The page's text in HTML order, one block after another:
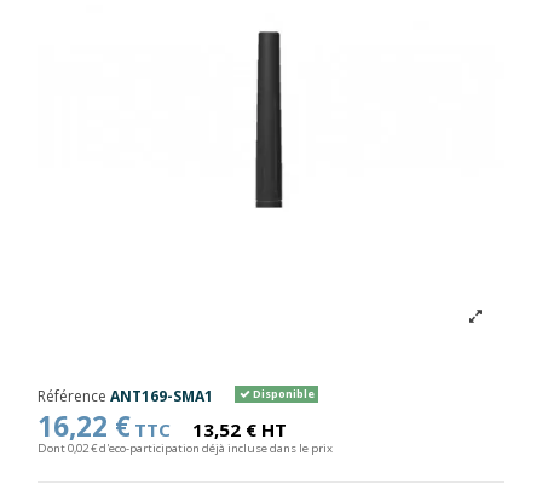
Référence ANT169-SMA1 Disponible
16,22 € TTC 13,52 € HT
Dont 0,02 € d'eco-participation déjà incluse dans le prix